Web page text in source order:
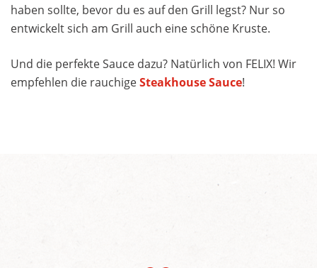
haben sollte, bevor du es auf den Grill legst? Nur so
entwickelt sich am Grill auch eine schöne Kruste.
Und die perfekte Sauce dazu? Natürlich von FELIX! Wir
empfehlen die rauchigeSteakhouse Sauce!